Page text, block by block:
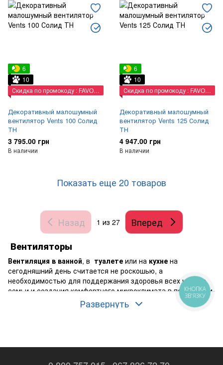
6
10
Скидка по промокоду : FAVORIT
Декоративный малошумный
вентилятор Vents 100 Солид
ТН
3 795.00 грн
В наличии
6
10
Скидка по промокоду : FAVORIT
Декоративный малошумный
вентилятор Vents 125 Солид
ТН
4 947.00 грн
В наличии
Показать еще 20 товаров
Назад 1 из 27
Вперед
Вентиляторы
Вентиляция в ванной, в туалете или на кухне на
сегодняшний день считается не роскошью, а
необходимостью для поддержания здоровья всех членов
семьи и создания комфортного микроклимата в помещении.
Подобные приспособления в состоянии решить проблему с
удалением грязного воздуха, влажности, сырости и даже
Бытовые вентиляторы монтируются в вытяжной канал
Развернуть
КНОПКА
ЗВ'ЯЗКУ